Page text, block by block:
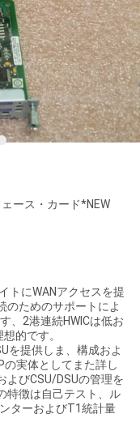
ース・カード*NEW
トにWANアクセスを提
のためのサポートによ
、2港連続HWICは低お
的です。
を提供しま、構成およ
実体としてまた詳し
よびCSU/DSUの管理を
特徴は自己テスト、ル
ターおよびT1統計量